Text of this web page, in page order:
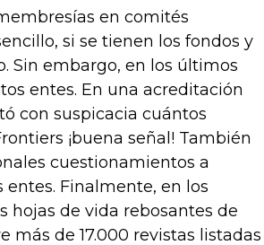
en comités
si se tienen los fondos y
Sin embargo, en los últimos
entes. En una acreditación
con suspicacia cuántos
¡buena señal! También
cuestionamientos a
Finalmente, en los
hojas de vida rebosantes de
más de 17.000 revistas listadas